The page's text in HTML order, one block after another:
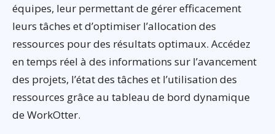
équipes, leur permettant de gérer efficacement
leurs tâches et d’optimiser l’allocation des
ressources pour des résultats optimaux. Accédez
en temps réel à des informations sur l’avancement
des projets, l’état des tâches et l’utilisation des
ressources grâce au tableau de bord dynamique
de WorkOtter.